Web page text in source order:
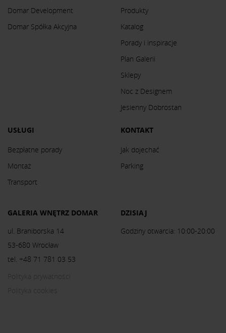
Domar Development
Domar Spółka Akcyjna
Produkty
Katalog
Porady i inspiracje
Plan Galerii
Sklepy
Noc z Designem
Jesienny Dobrostan
USŁUGI
Bezpłatne porady
Montaż
Transport
KONTAKT
Jak dojechać
Parking
GALERIA WNĘTRZ DOMAR
ul. Braniborska 14
53-680 Wrocław
tel. +48 71 781 03 53
DZISIAJ
Godziny otwarcia: 10:00-20:00